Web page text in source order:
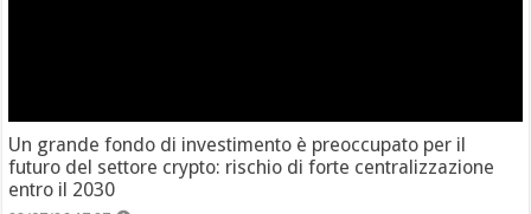
Un grande fondo di investimento è preoccupato per il
futuro del settore crypto: rischio di forte centralizzazione
entro il 2030